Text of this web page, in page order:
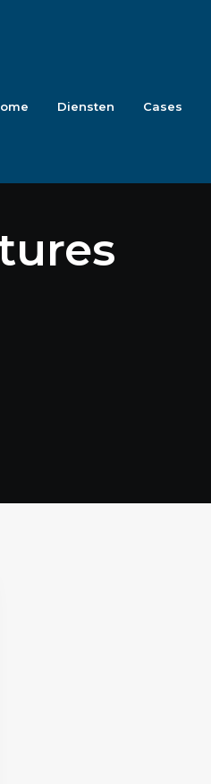
Diensten Cases